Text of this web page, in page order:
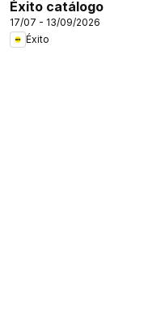
Éxito catálogo
17/07 - 13/09/2026
Éxito